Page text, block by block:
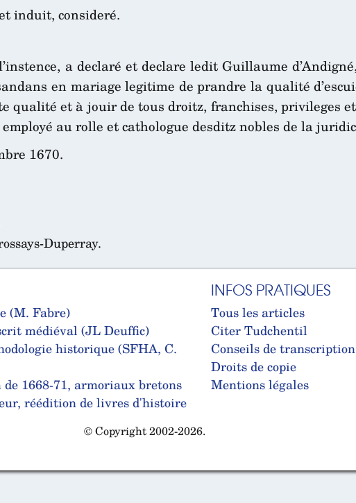
induit, consideré.
a declaré et declare ledit Guillaume
en mariage legitime de prandre la qualité
qualité et à jouir de tous droitz, franchises, privileges
au rolle et cathologue desditz nobles de la
1670.
Duperray.
(M. Fabre)
médiéval (JL Deuffic)
historique (SFHA, C.
1668-71, armoriaux bretons
réédition de livres d'histoire
INFOS PRATIQUES
Tous les articles
Citer Tudchentil
Conseils de transcription
Droits de copie
Mentions légales
© Copyright 2002-2026.